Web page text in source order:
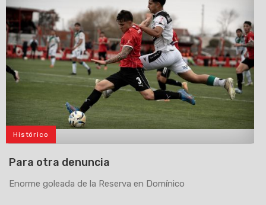
Histórico
Para otra denuncia
Enorme goleada de la Reserva en Domínico